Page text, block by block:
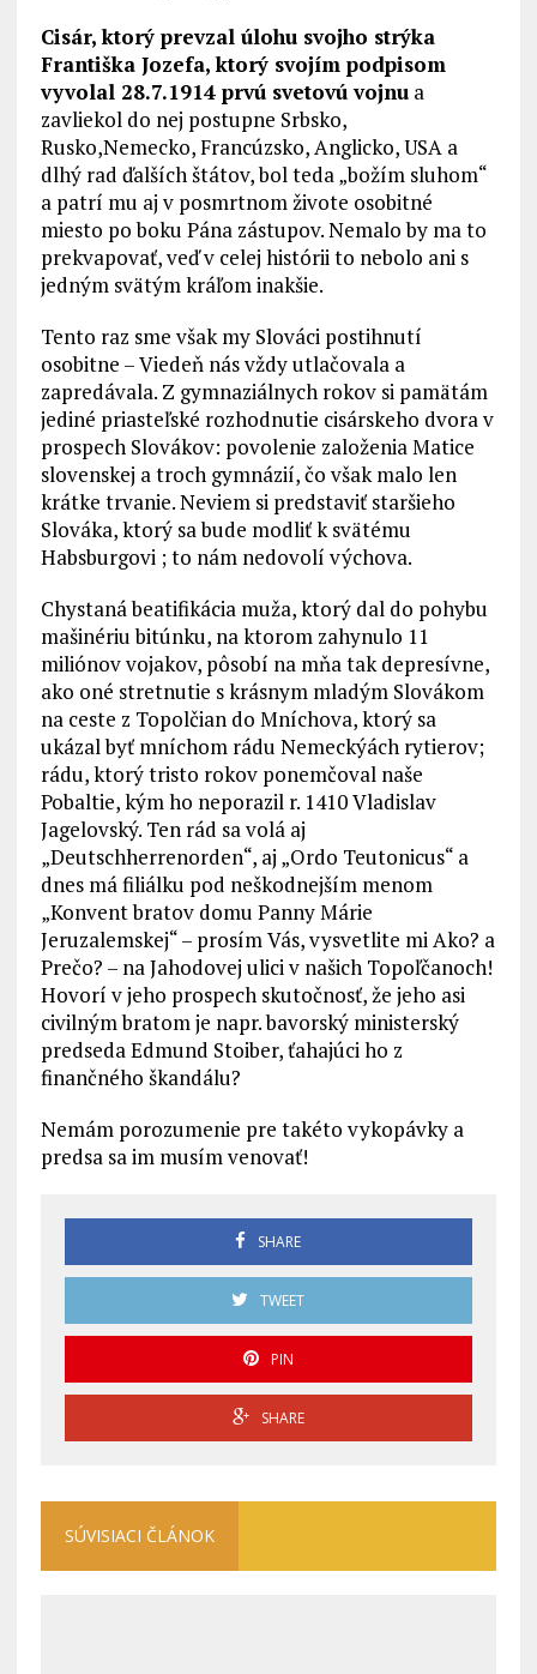
Cisár, ktorý prevzal úlohu svojho strýka
Františka Jozefa, ktorý svojím podpisom
vyvolal 28.7.1914 prvú svetovú vojnua
zavliekol do nej postupne Srbsko,
Rusko,Nemecko, Francúzsko, Anglicko, USA a
dlhý rad ďalších štátov, bol teda „božím sluhom“
a patrí mu aj v posmrtnom živote osobitné
miesto po boku Pána zástupov. Nemalo by ma to
prekvapovať, veď v celej histórii to nebolo ani s
jedným svätým kráľom inakšie.
Tento raz sme však my Slováci postihnutí
osobitne – Viedeň nás vždy utlačovala a
zapredávala. Z gymnaziálnych rokov si pamätám
jediné priasteľské rozhodnutie cisárskeho dvora v
prospech Slovákov: povolenie založenia Matice
slovenskej a troch gymnázií, čo však malo len
krátke trvanie. Neviem si predstaviť staršieho
Slováka, ktorý sa bude modliť k svätému
Habsburgovi ; to nám nedovolí výchova.
Chystaná beatifikácia muža, ktorý dal do pohybu
mašinériu bitúnku, na ktorom zahynulo 11
miliónov vojakov, pôsobí na mňa tak depresívne,
ako oné stretnutie s krásnym mladým Slovákom
na ceste z Topolčian do Mníchova, ktorý sa
ukázal byť mníchom rádu Nemeckýách rytierov;
rádu, ktorý tristo rokov ponemčoval naše
Pobaltie, kým ho neporazil r. 1410 Vladislav
Jagelovský. Ten rád sa volá aj
„Deutschherrenorden“, aj „Ordo Teutonicus“ a
dnes má filiálku pod neškodnejším menom
„Konvent bratov domu Panny Márie
Jeruzalemskej“ – prosím Vás, vysvetlite mi Ako? a
Prečo? – na Jahodovej ulici v našich Topoľčanoch!
Hovorí v jeho prospech skutočnosť, že jeho asi
civilným bratom je napr. bavorský ministerský
predseda Edmund Stoiber, ťahajúci ho z
finančného škandálu?
Nemám porozumenie pre takéto vykopávky a
predsa sa im musím venovať!
SHARE
TWEET
PIN
SHARE
SÚVISIACI ČLÁNOK